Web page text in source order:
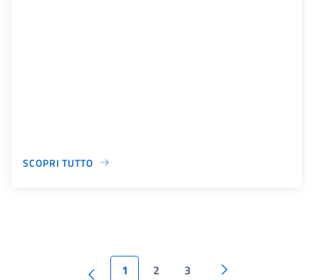
SCOPRI TUTTO
1 2 3